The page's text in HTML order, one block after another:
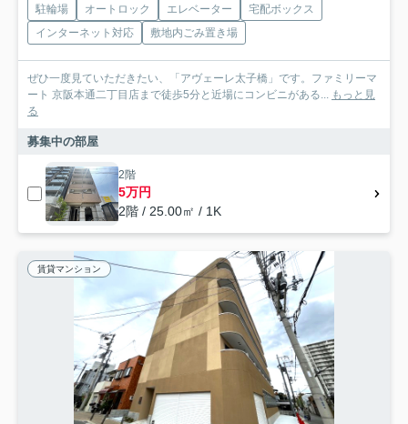
駐輪場 オートロック エレベーター
宅配ボックス
インターネット対応
敷地内ごみ置き場
ぜひ一度見ていただきたい、「アヴェーレ太子橋」です。ファミリーマ
ート 京阪本通二丁目店まで徒歩5分と近場にコンビニがある... もっと見
る
募集中の部屋
2階
5万円
2階 / 25.00㎡ / 1K
賃貸マンション